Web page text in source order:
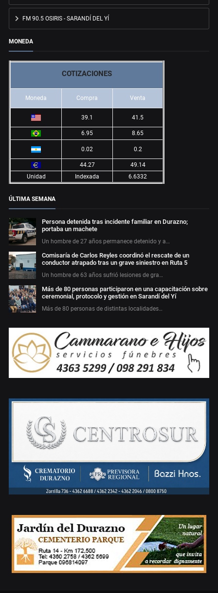
FM 90.5 OSIRIS - SARANDÍ DEL YÍ
MONEDA
COTIZACIONES
Moneda Compra Venta
39.1 41.5
6.95 8.65
0.02 0.2
44.27
49.14
Unidad
Indexada 6.6332
ÚLTIMA SEMANA
Persona detenida tras incidente familiar en Durazno;
portaba un machete
Un hombre de 27 años permanece detenido y a…
Comisaría de Carlos Reyles coordinó el rescate de un
conductor atrapado tras un grave siniestro en Ruta 5
Un hombre de 63 años sufrió lesiones de gra…
Más de 80 personas participaron en una capacitación sobre
ceremonial, protocolo y gestión en Sarandí del Yí
Más de 80 personas de distintas localidades…